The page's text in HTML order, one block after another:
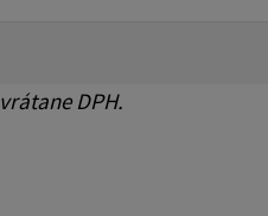
DPH.